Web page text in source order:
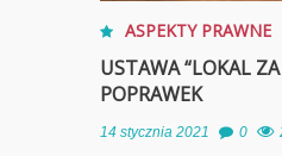
ASPEKTY PRAWNE
USTAWA “LOKAL
POPRAWEK
14 stycznia 2021 0